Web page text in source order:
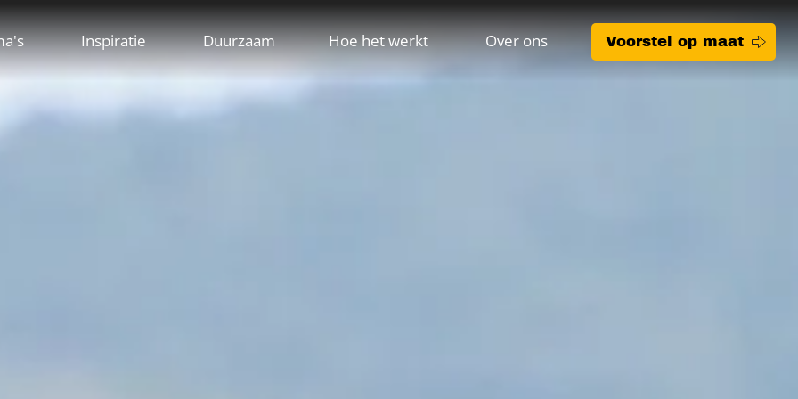
Inspiratie Duurzaam Hoe het werkt Over ons Voorstel op maat